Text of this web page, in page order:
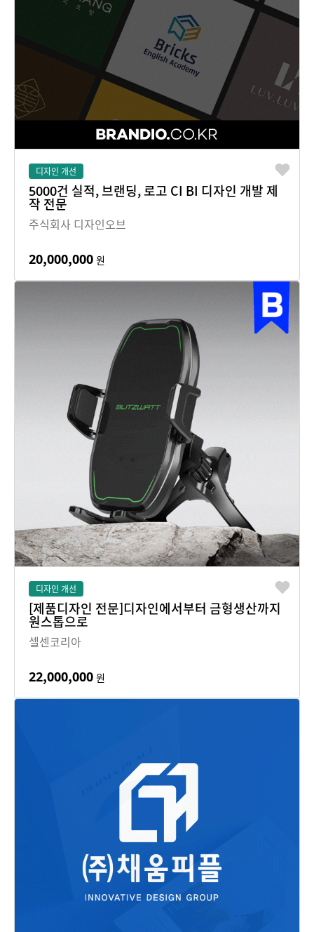
디자인 개선
5000건 실적, 브랜딩, 로고 CI BI 디자인 개발 제
작 전문
주식회사 디자인오브
20,000,000 원
디자인 개선
[제품디자인 전문]디자인에서부터 금형생산까지
원스톱으로
셀센코리아
22,000,000 원